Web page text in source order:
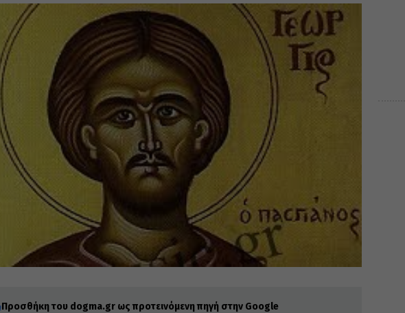
Προσθήκη του dogma.gr ως προτεινόμενη πηγή στην Google